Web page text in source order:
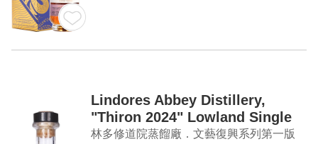
Lindores Abbey Distillery,
"Thiron 2024" Lowland Single
Malt Scotch Whisky
林多修道院蒸餾廠．文藝復興系列第一版